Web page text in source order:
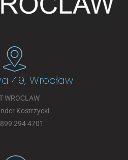
49, Wrocław
WROCLAW
Kostrzycki
294 4701